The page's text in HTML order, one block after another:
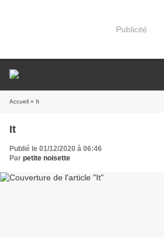
Publicité
Accueil » It
It
Publié le 01/12/2020 à 06:46
Par petite noisette